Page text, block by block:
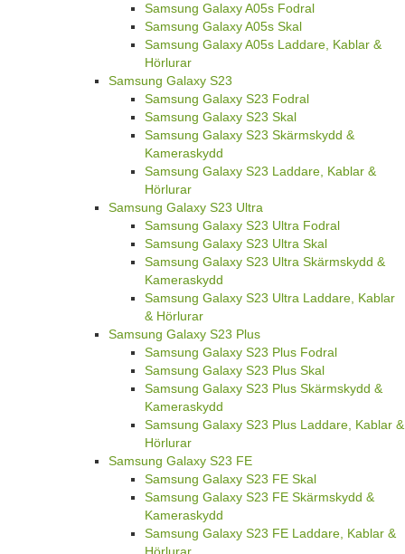
Samsung Galaxy A05s Fodral
Samsung Galaxy A05s Skal
Samsung Galaxy A05s Laddare, Kablar &
Hörlurar
Samsung Galaxy S23
Samsung Galaxy S23 Fodral
Samsung Galaxy S23 Skal
Samsung Galaxy S23 Skärmskydd &
Kameraskydd
Samsung Galaxy S23 Laddare, Kablar &
Hörlurar
Samsung Galaxy S23 Ultra
Samsung Galaxy S23 Ultra Fodral
Samsung Galaxy S23 Ultra Skal
Samsung Galaxy S23 Ultra Skärmskydd &
Kameraskydd
Samsung Galaxy S23 Ultra Laddare, Kablar
& Hörlurar
Samsung Galaxy S23 Plus
Samsung Galaxy S23 Plus Fodral
Samsung Galaxy S23 Plus Skal
Samsung Galaxy S23 Plus Skärmskydd &
Kameraskydd
Samsung Galaxy S23 Plus Laddare, Kablar &
Hörlurar
Samsung Galaxy S23 FE
Samsung Galaxy S23 FE Skal
Samsung Galaxy S23 FE Skärmskydd &
Kameraskydd
Samsung Galaxy S23 FE Laddare, Kablar &